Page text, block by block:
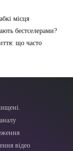
місця
бестселерами?
що часто
відео